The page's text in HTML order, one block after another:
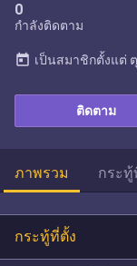
0
กำลังติดตาม
ติดตาม
today เป็นสมาชิกตั้งแต่
ภาพรวม กระทู้
กระทู้ที่ตั้ง